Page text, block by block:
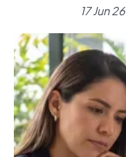
17 Jun 26